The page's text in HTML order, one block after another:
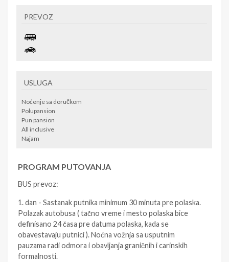
PREVOZ
USLUGA
Noćenje sa doručkom
Polupansion
Pun pansion
All inclusive
Najam
PROGRAM PUTOVANJA
BUS prevoz:
1. dan - Sastanak putnika minimum 30 minuta pre polaska.
Polazak autobusa ( tačno vreme i mesto polaska bice
definisano 24 časa pre datuma polaska, kada se
obavestavaju putnici ). Noćna vožnja sa usputnim
pauzama radi odmora i obavljanja graničnih i carinskih
formalnosti.